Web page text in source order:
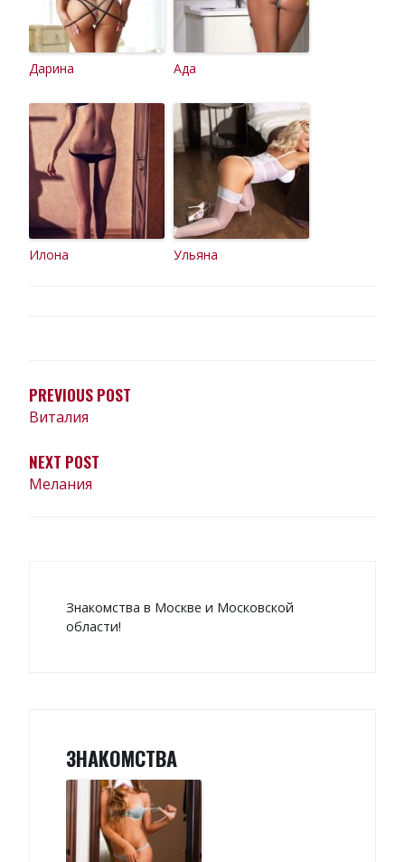
Дарина Ада
Илона Ульяна
ЗАПИСЯМ
PREVIOUS POST
Виталия
NEXT POST
Мелания
Знакомства в Москве и Московской
области!
ЗНАКОМСТВА